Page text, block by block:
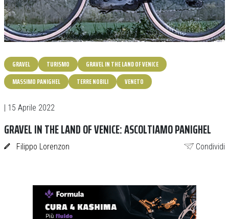
GRAVEL TURISMO
GRAVEL IN THE LAND OF VENICE
MASSIMO PANIGHEL
TERRE NOBILI VENETO
| 15 Aprile 2022
GRAVEL IN THE LAND OF VENICE: ASCOLTIAMO PANIGHEL
Filippo Lorenzon Condividi